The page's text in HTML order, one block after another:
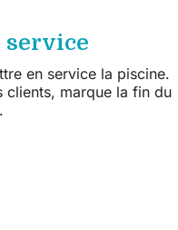
service
en service la piscine.
clients, marque la fin du